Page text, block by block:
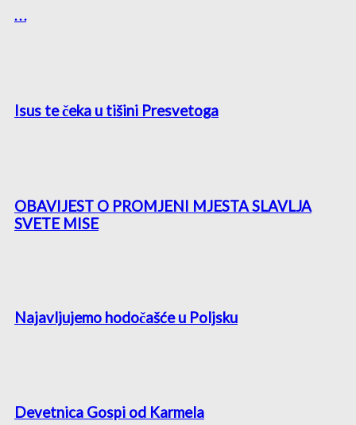
. . .
Isus te čeka u tišini Presvetoga
OBAVIJEST O PROMJENI MJESTA SLAVLJA
SVETE MISE
Najavljujemo hodočašće u Poljsku
Devetnica Gospi od Karmela